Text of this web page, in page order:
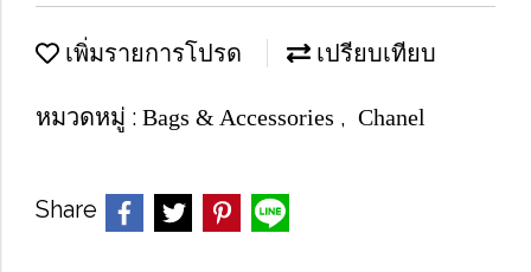
เพิ่มรายการโปรด เปรียบเทียบ
หมวดหมู่ : Bags & Accessories , Chanel
Share